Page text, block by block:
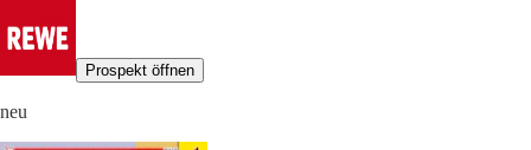
Prospekt öffnen
neu